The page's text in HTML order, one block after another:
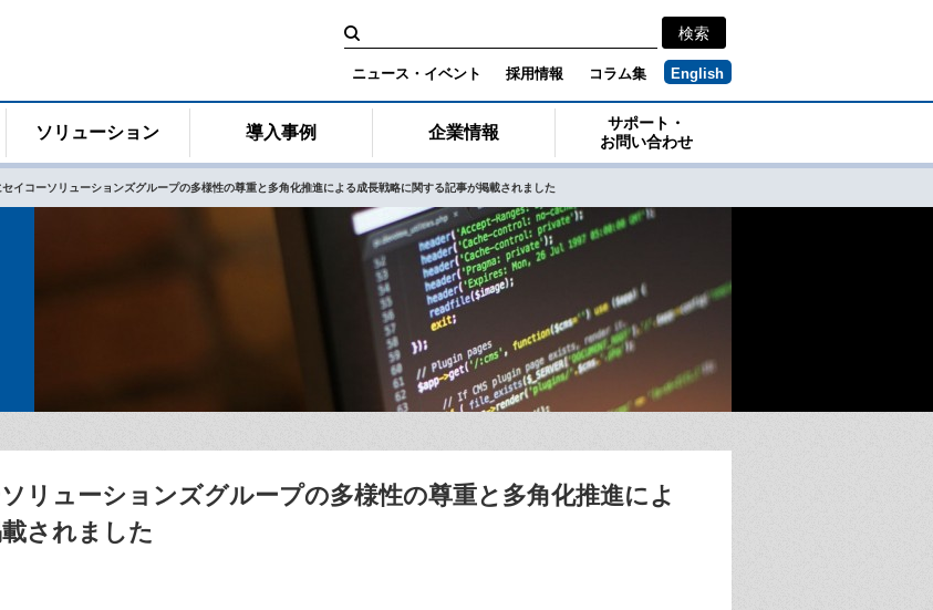
検
索:
ニュース・イベント 採用情報 コラム集 English
ソリューション 導入事例 企業情報
サポート・
お問い合わせ
セイコーソリューションズグループの多様性の尊重と多角化推進による成長戦略に関する記事が掲載されました
リューションズグループの多様性の尊重と多角化推進によ
されました